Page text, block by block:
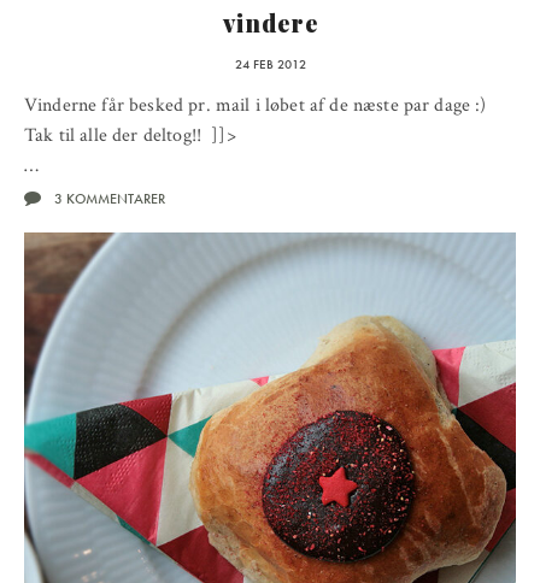
vindere
24 FEB 2012
Vinderne får besked pr. mail i løbet af de næste par dage :)
Tak til alle der deltog!! ]]>
…
3 KOMMENTARER